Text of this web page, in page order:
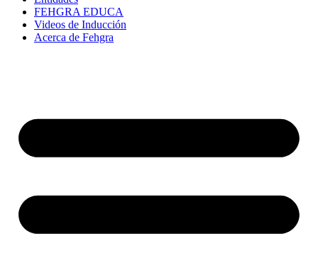
FEHGRA EDUCA
Videos de Inducción
Acerca de Fehgra